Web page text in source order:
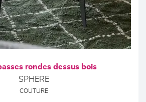
rondes dessus bois
SPHERE
COUTURE